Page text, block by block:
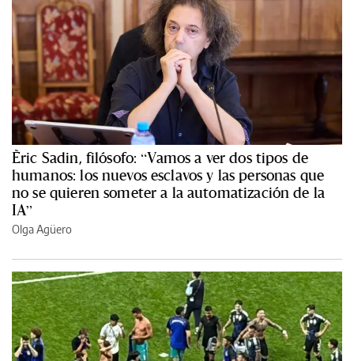
Èric Sadin, filósofo: “Vamos a ver dos tipos de
humanos: los nuevos esclavos y las personas que
no se quieren someter a la automatización de la
IA”
Olga Agüero